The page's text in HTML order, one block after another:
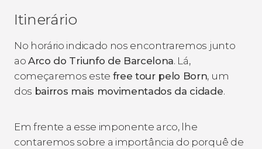
Itinerário
No horário indicado nos encontraremos junto
aoArco do Triunfo de Barcelona. Lá,
começaremos este free tour pelo Born, um
dos bairros mais movimentados da cidade.
Em frente a esse imponente arco, lhe
contaremos sobre a importância do porquê de